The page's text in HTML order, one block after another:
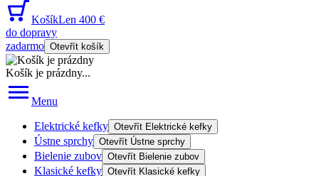
KošíkLen 400 €
do dopravy
zadarmo Otevřít košík
Košík je prázdny...
Menu
Elektrické kefky Otevřít Elektrické kefky
Ústne sprchy Otevřít Ústne sprchy
Bielenie zubov Otevřít Bielenie zubov
Klasické kefky Otevřít Klasické kefky